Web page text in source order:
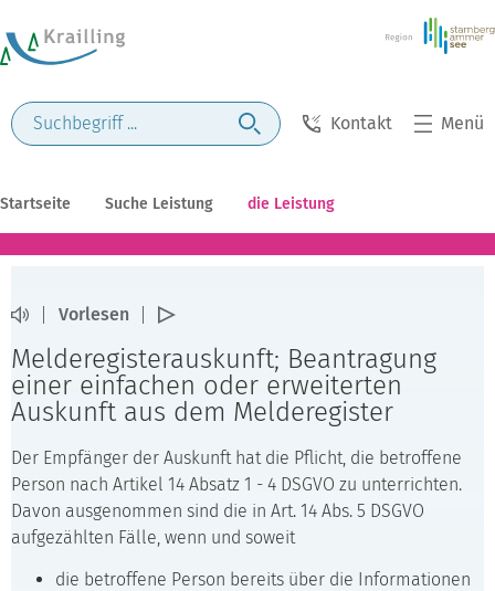
Kontakt Menü
Startseite Suche Leistung die Leistung
Vorlesen
Melderegisterauskunft; Beantragung
einer einfachen oder erweiterten
Auskunft aus dem Melderegister
Der Empfänger der Auskunft hat die Pflicht, die betroffene
Person nach Artikel 14 Absatz 1 - 4 DSGVO zu unterrichten.
Davon ausgenommen sind die in Art. 14 Abs. 5 DSGVO
aufgezählten Fälle, wenn und soweit
die betroffene Person bereits über die Informationen